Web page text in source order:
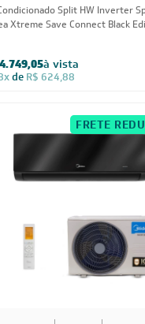
Split HW Inverter
Xtreme Save Connect Black
à vista
de R$ 624,88
FRETE